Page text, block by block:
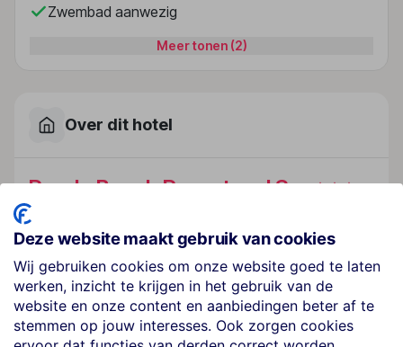
Zwembad aanwezig
Meer tonen (2)
Over dit hotel
Pearle Beach Resort and Spa
Ligging
Het resort begroet de gasten in Flic en Flac.
Hotelfaciliteiten
Het vriendelijke personeel aan de receptie is graag bij
Deze website maakt gebruik van cookies
Wij gebruiken cookies om onze website goed te laten
werken, inzicht te krijgen in het gebruik van de
website en onze content en aanbiedingen beter af te
stemmen op jouw interesses. Ook zorgen cookies